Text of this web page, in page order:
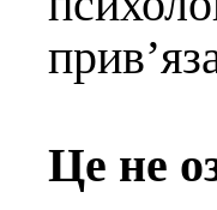
Це не